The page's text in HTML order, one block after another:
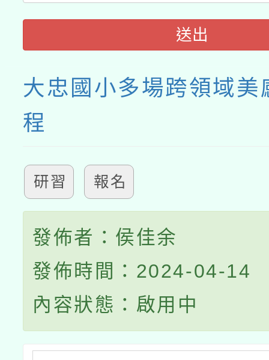
送出
大忠國小多場跨領域美
程
研習 報名
發佈者：侯佳余
發佈時間：2024-04-14
內容狀態：啟用中